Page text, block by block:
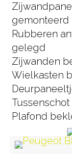
gemonteerd
Rubberen
gelegd
Zijwanden
Wielkasten
Plafond